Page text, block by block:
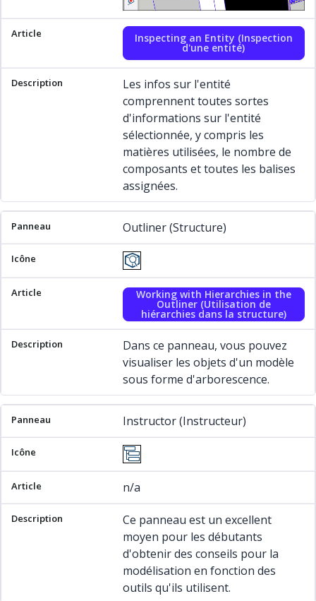
Inspecting an Entity (Inspection
d'une entité)
Les infos sur l'entité
comprennent toutes sortes
d'informations sur l'entité
sélectionnée, y compris les
matières utilisées, le nombre de
composants et toutes les balises
assignées.
Outliner (Structure)
Working with Hierarchies in the
Outliner (Utilisation de
hiérarchies dans la structure)
Dans ce panneau, vous pouvez
visualiser les objets d'un modèle
sous forme d'arborescence.
Instructor (Instructeur)
n/a
Ce panneau est un excellent
moyen pour les débutants
d'obtenir des conseils pour la
modélisation en fonction des
outils qu'ils utilisent.